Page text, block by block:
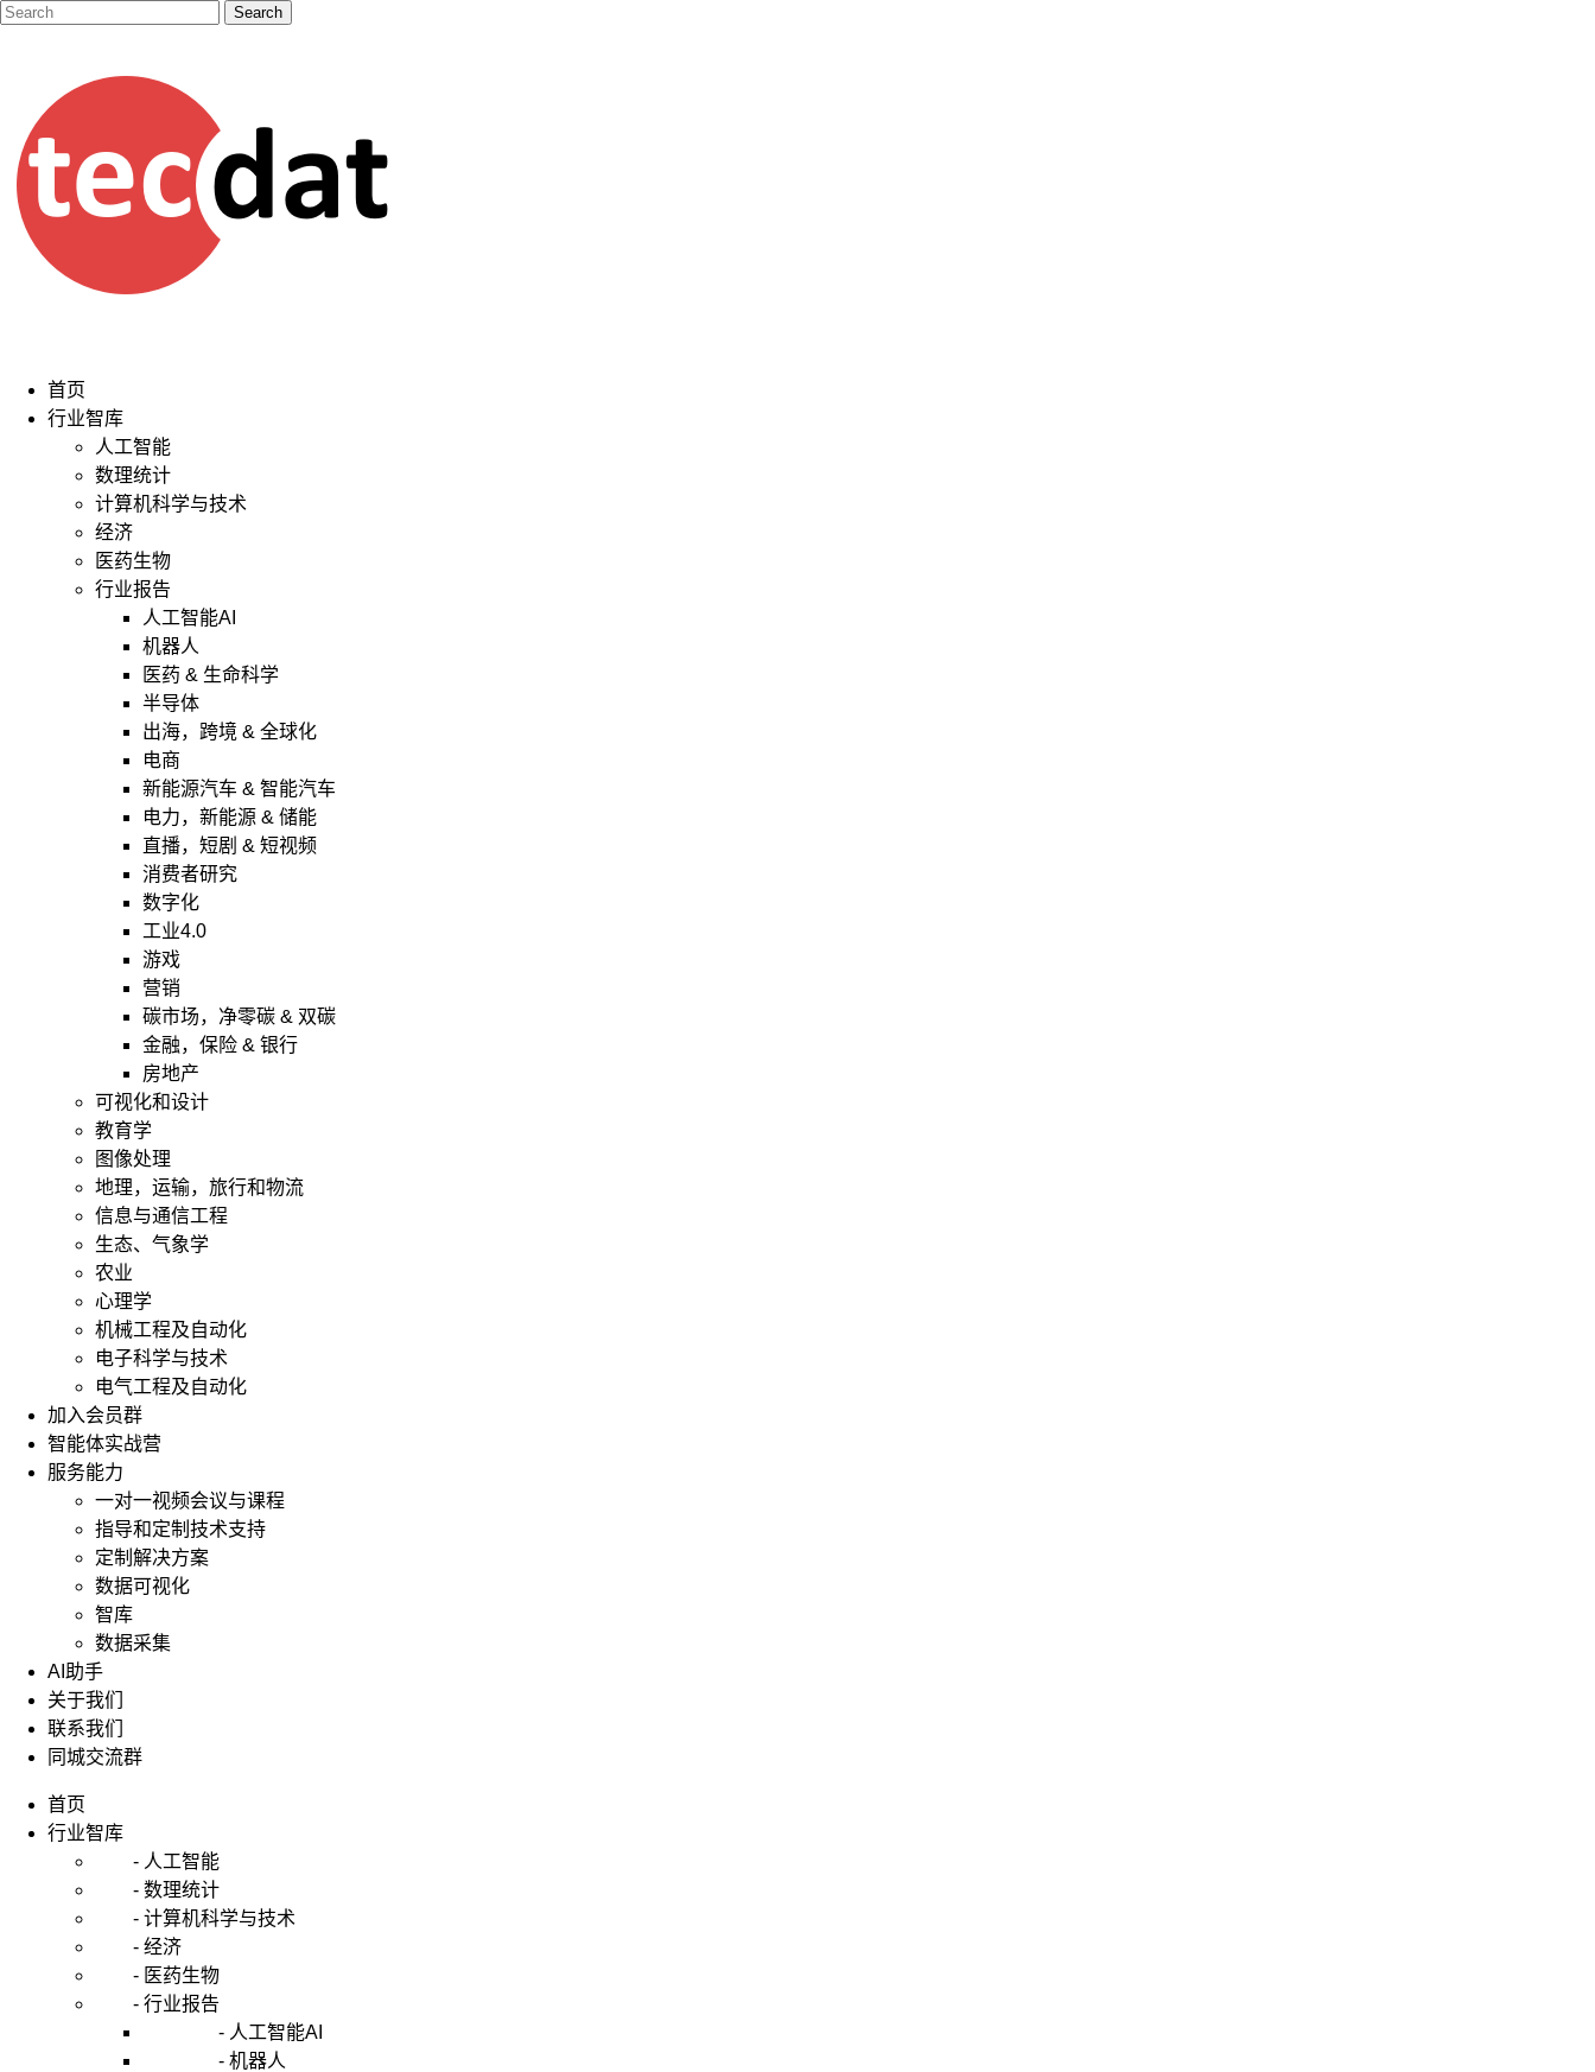
首页
行业智库
人工智能
数理统计
计算机科学与技术
经济
医药生物
行业报告
人工智能AI
机器人
医药 & 生命科学
半导体
出海，跨境 & 全球化
电商
新能源汽车 & 智能汽车
电力，新能源 & 储能
直播，短剧 & 短视频
消费者研究
数字化
工业4.0
游戏
营销
碳市场，净零碳 & 双碳
金融，保险 & 银行
房地产
可视化和设计
教育学
图像处理
地理，运输，旅行和物流
信息与通信工程
生态、气象学
农业
心理学
机械工程及自动化
电子科学与技术
电气工程及自动化
加入会员群
智能体实战营
服务能力
一对一视频会议与课程
指导和定制技术支持
定制解决方案
数据可视化
智库
数据采集
AI助手
关于我们
联系我们
同城交流群
首页
行业智库
- 人工智能
- 数理统计
- 计算机科学与技术
- 经济
- 医药生物
- 行业报告
- 人工智能AI
- 机器人